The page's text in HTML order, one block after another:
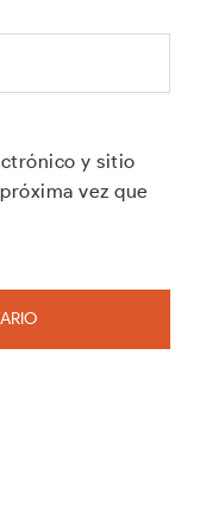
y sitio
vez que